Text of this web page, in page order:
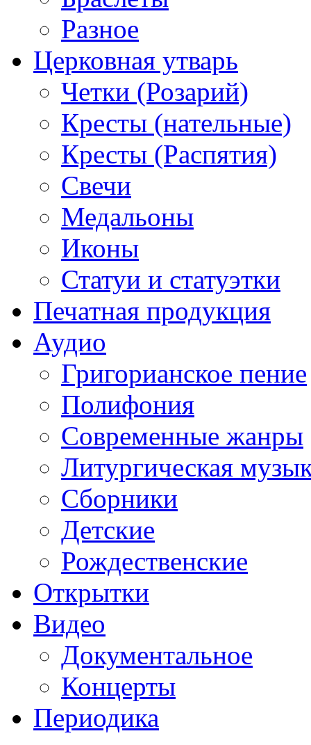
Разное
Церковная утварь
Четки (Розарий)
Кресты (нательные)
Кресты (Распятия)
Свечи
Медальоны
Иконы
Статуи и статуэтки
Печатная продукция
Аудио
Григорианское пение
Полифония
Современные жанры
Литургическая
Сборники
Детские
Рождественские
Открытки
Видео
Документальное
Концерты
Периодика